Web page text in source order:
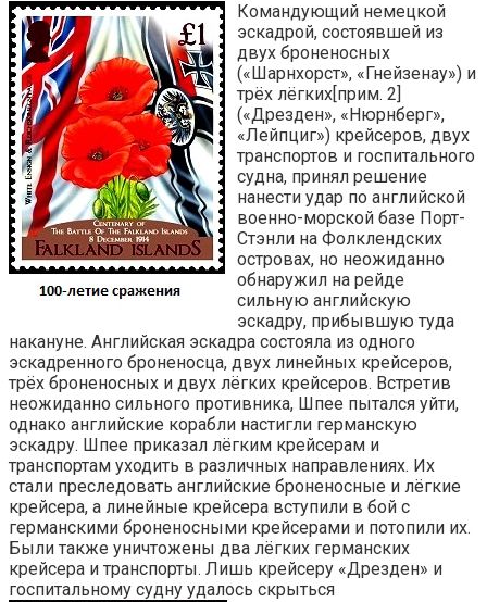
Командующий немецкой
эскадрой, состоявшей из
двух броненосных
(«Шарнхорст», «Гнейзенау») и
трёх лёгких[прим. 2]
(«Дрезден», «Нюрнберг»,
«Лейпциг») крейсеров, двух
транспортов и госпитального
судна, принял решение
нанести удар по английской
военно-морской базе Порт-
Стэнли на Фолклендских
островах, но неожиданно
обнаружил на рейде
сильную английскую
эскадру, прибывшую туда
накануне. Английская эскадра состояла из одного
эскадренного броненосца, двух линейных крейсеров,
трёх броненосных и двух лёгких крейсеров. Встретив
неожиданно сильного противника, Шпее пытался уйти,
однако английские корабли настигли германскую
эскадру. Шпее приказал лёгким крейсерам и
транспортам уходить в различных направлениях. Их
стали преследовать английские броненосные и лёгкие
крейсера, а линейные крейсера вступили в бой с
германскими броненосными крейсерами и потопили их.
Были также уничтожены два лёгких германских
крейсера и транспорты. Лишь крейсеру «Дрезден» и
госпитальному судну удалось скрыться